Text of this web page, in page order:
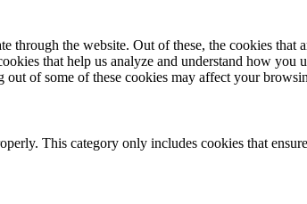
the website. Out of these, the cookies that
that help us analyze and understand how
of some of these cookies may affect your
This category only includes cookies that